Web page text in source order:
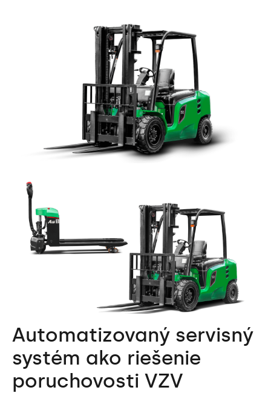
Automatizovaný servisný
systém ako riešenie
poruchovosti VZV